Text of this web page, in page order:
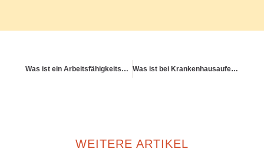
Was ist ein Arbeitsfähigkeitsprofil? Was ist bei Krankenhausaufenthalten in der PKV anders?
WEITERE ARTIKEL